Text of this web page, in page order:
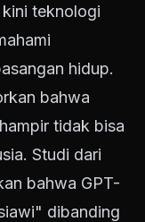
teknologi
hidup.
bahwa
tidak bisa
Studi dari
bahwa GPT-
dibanding